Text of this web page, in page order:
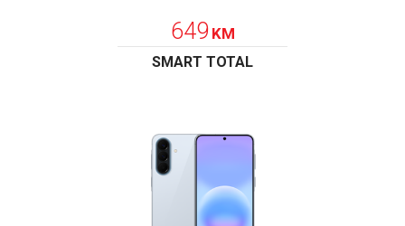
649 KM
SMART TOTAL